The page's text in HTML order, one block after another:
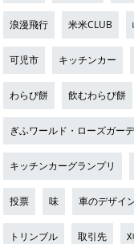
浪漫飛行 米米CLUB
可児市 キッチンカー
わらび餅 飲むわらび餅
ぎふワールド・ローズガー
キッチンカーグランプリ
投票 味 車のデザイ
トリンブル 取引先